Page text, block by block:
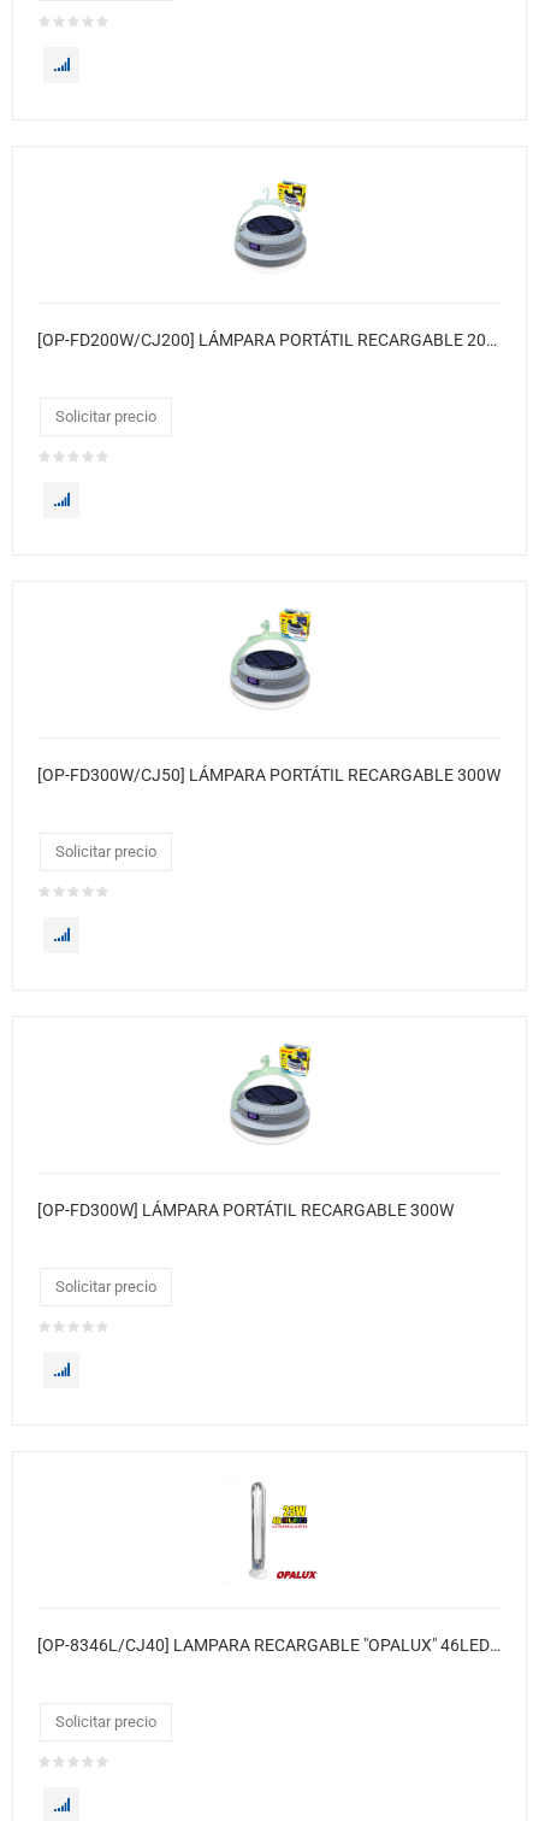
[OP-FD200W/CJ200] LÁMPARA PORTÁTIL RECARGABLE 200W 200XCJ
Solicitar precio
[OP-FD300W/CJ50] LÁMPARA PORTÁTIL RECARGABLE 300W
Solicitar precio
[OP-FD300W] LÁMPARA PORTÁTIL RECARGABLE 300W
Solicitar precio
[OP-8346L/CJ40] LAMPARA RECARGABLE "OPALUX" 46LED 23W, 2 BAT 4V/1.6AH C/DIMMER, CONEXIÓN CARGA 220V Y 6V C/GANCHO P/COLGAR (CJX40)
Solicitar precio